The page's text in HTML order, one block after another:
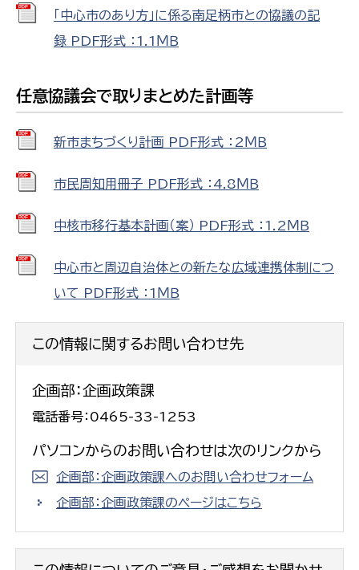
「中心市のあり方」に係る南足柄市との協議の記
録 PDF形式 ：1.1ＭＢ
任意協議会で取りまとめた計画等
新市まちづくり計画 PDF形式 ：2ＭＢ
市民周知用冊子 PDF形式 ：4.8ＭＢ
中核市移行基本計画（案） PDF形式 ：1.2ＭＢ
中心市と周辺自治体との新たな広域連携体制につ
いて PDF形式 ：1ＭＢ
この情報に関するお問い合わせ先
企画部：企画政策課
電話番号：0465-33-1253
パソコンからのお問い合わせは次のリンクから
企画部：企画政策課へのお問い合わせフォーム
企画部：企画政策課のページはこちら